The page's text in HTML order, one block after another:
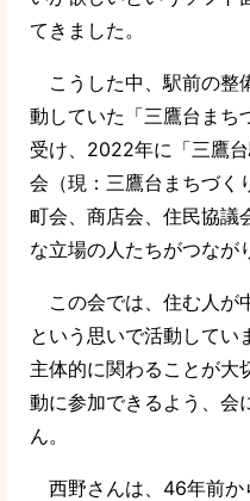
てきました。
こうした中、駅前の整
動していた「三鷹台まち
受け、2022年に「三鷹
会（現：三鷹台まちづく
町会、商店会、住民協議
な立場の人たちがつなが
この会では、住む人が
という思いで活動してい
主体的に関わることが大
動に参加できるよう、会
ん。
西野さんは、46年前か